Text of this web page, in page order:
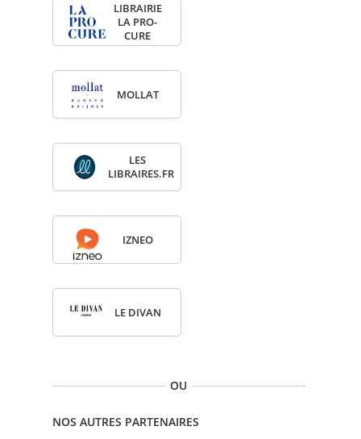
LIBRAI­RIE
LA PRO­
CURE
MOL­LAT
LES
LIBRAIRES.FR
IZNEO
LE DIVAN
OU
NOS AUTRES PARTENAIRES